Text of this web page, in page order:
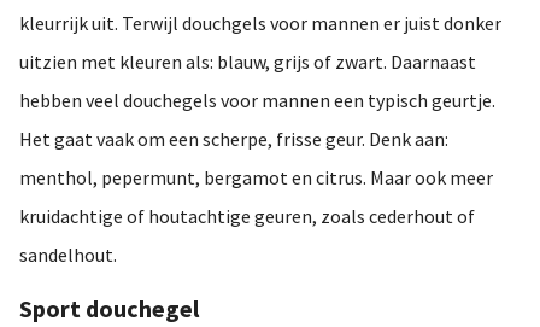
kleurrijk uit. Terwijl douchgels voor mannen er juist donker
uitzien met kleuren als: blauw, grijs of zwart. Daarnaast
hebben veel douchegels voor mannen een typisch geurtje.
Het gaat vaak om een scherpe, frisse geur. Denk aan:
menthol, pepermunt, bergamot en citrus. Maar ook meer
kruidachtige of houtachtige geuren, zoals cederhout of
sandelhout.
Sport douchegel